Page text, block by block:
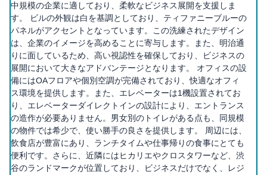
中規模の企業に適しており、柔軟なビジネス展開を支援しま
す。 ビルの外観は白を基調としており、ティファニーブルーの
パネルがアクセントとなっています。この洗練されたデザイン
は、企業のイメージを高めることに寄与します。また、明治通
りに面しているため、高い視認性を確保しており、ビジネスの
展開において大きなアドバンテージとなります。 オフィスの設
備にはOAフロアや個別空調が完備されており、快適なオフィ
ス環境を提供します。また、エレベーターは1機設置されてお
り、エレベーターダイレクトインの設計により、エントランス
の造作が必要ありません。男女別のトイレがある点も、同規模
の物件では希少で、使い勝手の良さを提供します。 周辺には、
飲食店が豊富にあり、ランチタイムや仕事帰りの食事にとても
便利です。さらに、近隣にはヒカリエやクロスタワーなど、渋
谷のランドマークが位置しており、ビジネスだけでなく、レジ